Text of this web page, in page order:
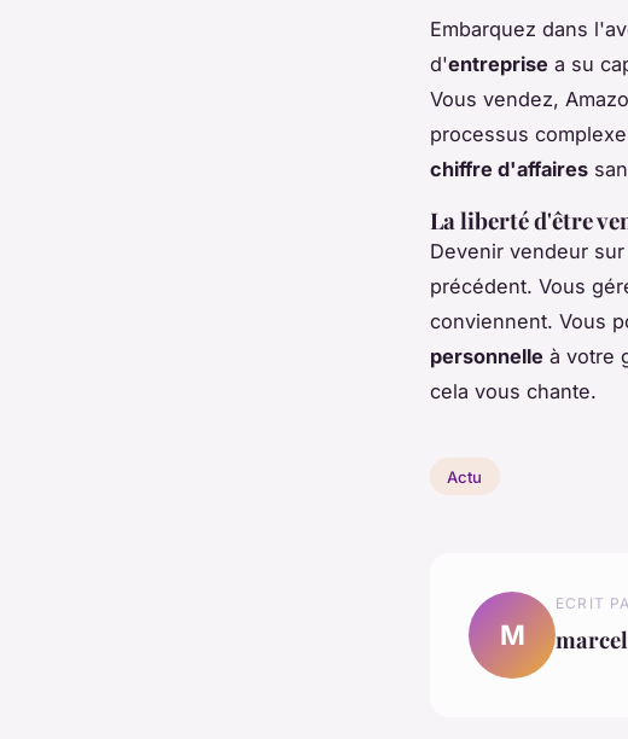
Embarquez dans
d'entreprise a su
Vous vendez,
processus
chiffre d'affaires
La liberté d'être
Devenir vendeur
précédent. Vous
conviennent. Vous
personnelle à votre
cela vous chante.
Actu
M
ECRIT